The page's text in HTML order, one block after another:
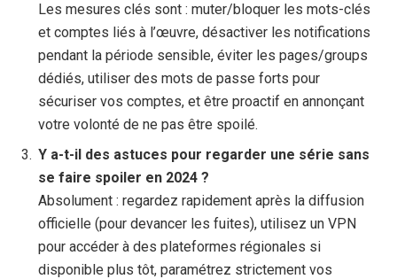
Les mesures clés sont : muter/bloquer les mots-clés
et comptes liés à l’œuvre, désactiver les notifications
pendant la période sensible, éviter les pages/groups
dédiés, utiliser des mots de passe forts pour
sécuriser vos comptes, et être proactif en annonçant
votre volonté de ne pas être spoilé.
Y a-t-il des astuces pour regarder une série sans
se faire spoiler en 2024 ?
Absolument : regardez rapidement après la diffusion
officielle (pour devancer les fuites), utilisez un VPN
pour accéder à des plateformes régionales si
disponible plus tôt, paramétrez strictement vos